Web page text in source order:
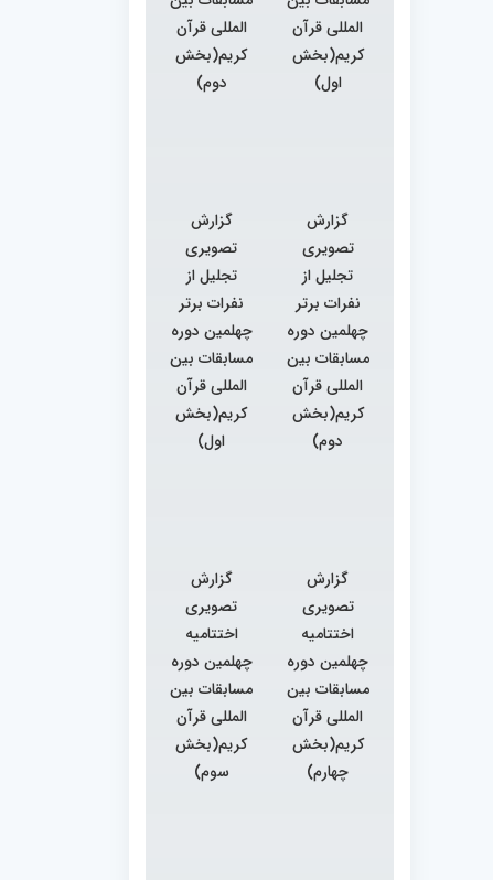
المللی قرآن
کریم(بخش
اول)
المللی قرآن
کریم(بخش
دوم)
گزارش
تصویری
تجلیل از
نفرات برتر
چهلمین دوره
مسابقات بین
المللی قرآن
کریم(بخش
دوم)
گزارش
تصویری
تجلیل از
نفرات برتر
چهلمین دوره
مسابقات بین
المللی قرآن
کریم(بخش
اول)
گزارش
تصویری
اختتامیه
چهلمین دوره
مسابقات بین
المللی قرآن
کریم(بخش
چهارم)
گزارش
تصویری
اختتامیه
چهلمین دوره
مسابقات بین
المللی قرآن
کریم(بخش
سوم)